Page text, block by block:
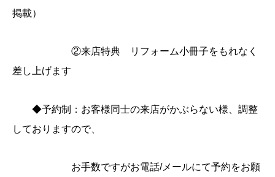
掲載）
②来店特典 リフォーム小冊子をもれなく
差し上げます
◆予約制：お客様同士の来店がかぶらない様、調整
しておりますので、
お手数ですがお電話/メールにて予約をお願